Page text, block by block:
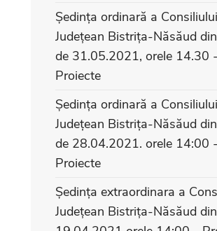
Ședința ordinară a Consiliului
Județean Bistrița-Năsăud
de 31.05.2021, orele 14.30 -
Proiecte
Ședința ordinară a Consiliului
Județean Bistrița-Năsăud
de 28.04.2021. orele 14:00 -
Proiecte
Ședința extraordinara a
Județean Bistrița-Năsăud din